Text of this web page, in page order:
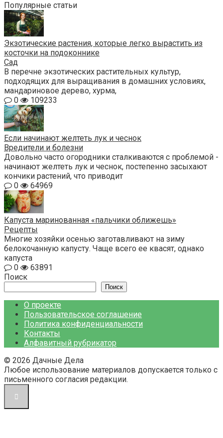
Популярные статьи
Экзотические растения, которые легко вырастить из
косточки на подоконнике
Сад
В перечне экзотических растительных культур,
подходящих для выращивания в домашних условиях,
мандариновое дерево, хурма,
0
109233
Если начинают желтеть лук и чеснок
Вредители и болезни
Довольно часто огородники сталкиваются с проблемой -
начинают желтеть лук и чеснок, постепенно засыхают
кончики растений, что приводит
0
64969
Капуста маринованная «пальчики оближешь»
Рецепты
Многие хозяйки осенью заготавливают на зиму
белокочанную капусту. Чаще всего ее квасят, однако
капуста
0
63891
Поиск
Поиск
О проекте
Пользовательское соглашение
Политика конфиденциальности
Контакты
Алфавитный рубрикатор
© 2026 Дачные Дела
Любое использование материалов допускается только с
письменного согласия редакции.